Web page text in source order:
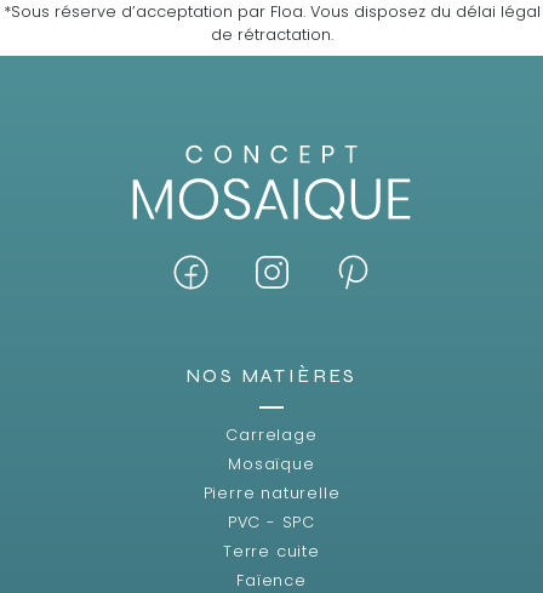
*Sous réserve d’acceptation par Floa. Vous disposez du délai légal
de rétractation.
NOS MATIÈRES
Carrelage
Mosaïque
Pierre naturelle
PVC - SPC
Terre cuite
Faïence